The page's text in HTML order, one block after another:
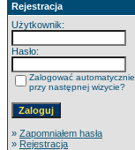
Rejestracja
Użytkownik:
Hasło:
Zalogować automatycznie
przy następnej wizycie?
» Zapomniałem hasła
» Rejestracja